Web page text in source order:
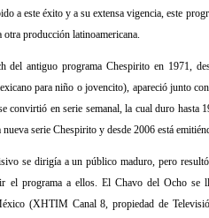
a este éxito y a su extensa vigencia, este
producción latinoamericana.
del antiguo programa Chespirito en 1971,
para niño o jovencito), apareció junto
convirtió en serie semanal, la cual duro hasta
serie Chespirito y desde 2006 está
se dirigía a un público maduro, pero
el programa a ellos. El Chavo del Ocho se
(XHTIM Canal 8, propiedad de